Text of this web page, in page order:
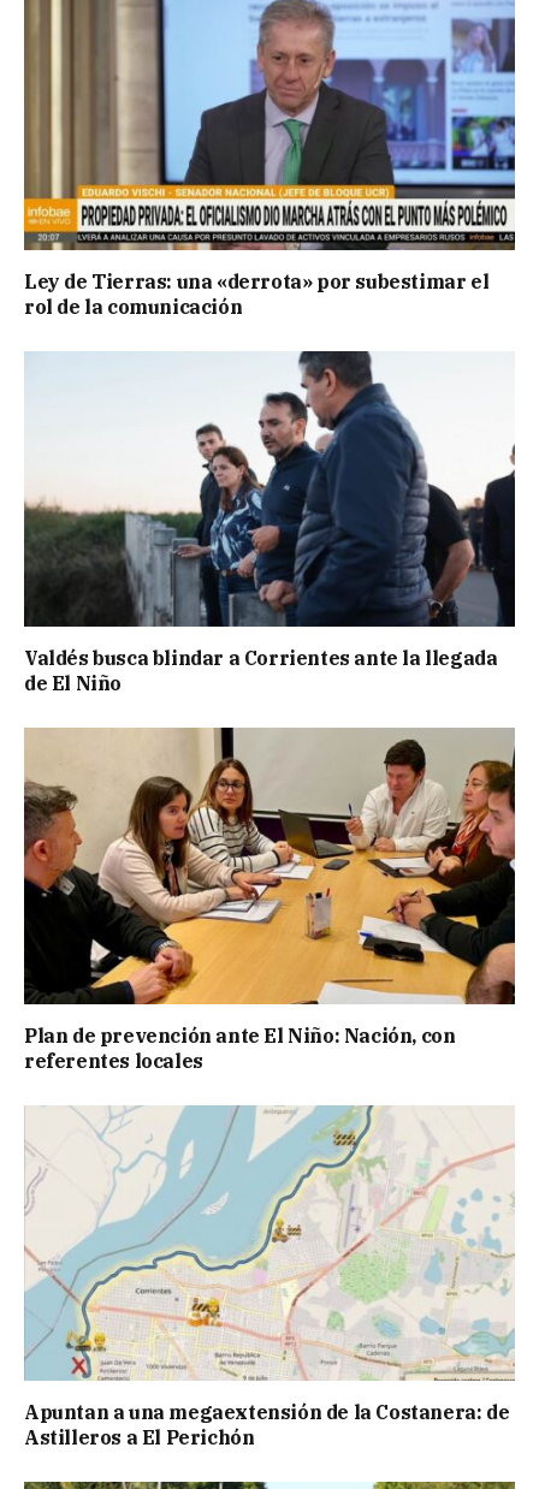
Ley de Tierras: una «derrota» por subestimar el
rol de la comunicación
Valdés busca blindar a Corrientes ante la llegada
de El Niño
Plan de prevención ante El Niño: Nación, con
referentes locales
Apuntan a una megaextensión de la Costanera: de
Astilleros a El Perichón